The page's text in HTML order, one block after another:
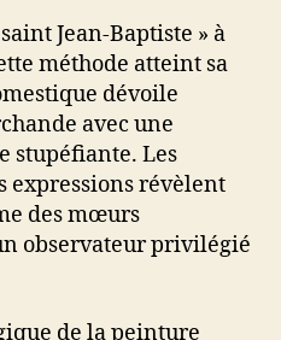
Jean-Baptiste » à
méthode atteint sa
dévoile
avec une
stupéfiante. Les
expressions révèlent
des mœurs
observateur privilégié
de la peinture